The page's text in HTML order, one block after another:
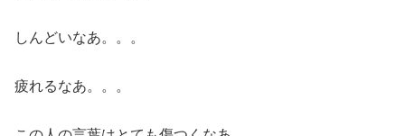
しんどいなあ。。。
疲れるなあ。。。